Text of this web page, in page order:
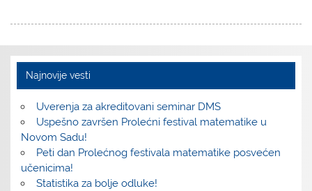
Najnovije vesti
Uverenja za akreditovani seminar DMS
Uspešno završen Prolećni festival matematike u
Novom Sadu!
Peti dan Prolećnog festivala matematike posvećen
učenicima!
Statistika za bolje odluke!